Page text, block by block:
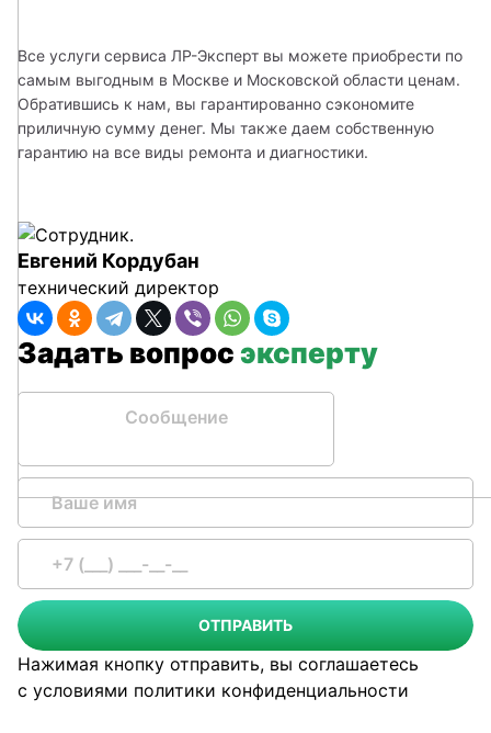
Все услуги сервиса ЛР-Эксперт вы можете приобрести по
самым выгодным в Москве и Московской области ценам.
Обратившись к нам, вы гарантированно сэкономите
приличную сумму денег. Мы также даем собственную
гарантию на все виды ремонта и диагностики.
Евгений Кордубан
технический директор
Задать вопросэксперту
ОТПРАВИТЬ
Нажимая кнопку отправить, вы соглашаетесь
с условиями политики конфиденциальности